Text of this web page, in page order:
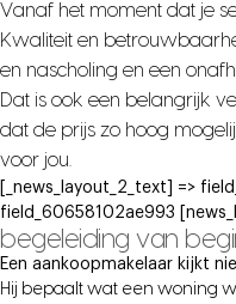
Vanaf het moment dat je
Kwaliteit en
en nascholing en een
Dat is ook een belangrijk
dat de prijs zo hoog
voor jou.
[_news_layout_2_text] =>
field_60658102ae993
begeleiding van
Een aankoopmakelaar kijkt
Hij bepaalt wat een woning